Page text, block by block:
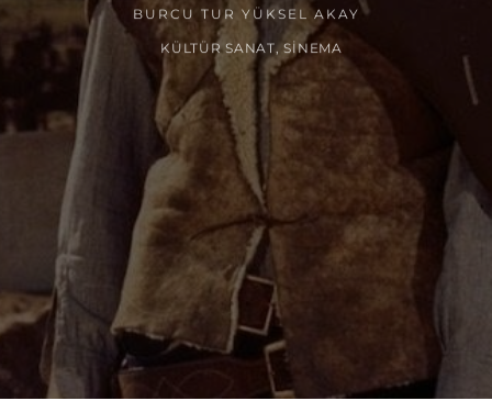
BURCU TUR YÜKSEL AKAY
KÜLTÜR SANAT,SINEMA